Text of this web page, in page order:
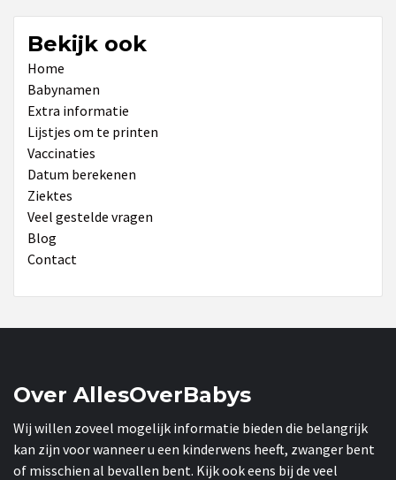
Bekijk ook
Home
Babynamen
Extra informatie
Lijstjes om te printen
Vaccinaties
Datum berekenen
Ziektes
Veel gestelde vragen
Blog
Contact
Over AllesOverBabys
Wij willen zoveel mogelijk informatie bieden die belangrijk
kan zijn voor wanneer u een kinderwens heeft, zwanger bent
of misschien al bevallen bent. Kijk ook eens bij de veel